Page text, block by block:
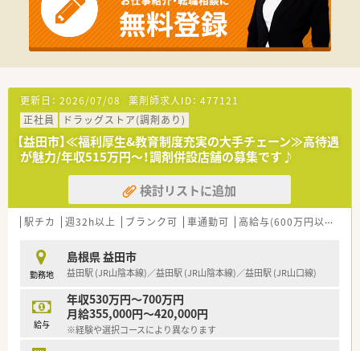
《こんな法人です。》
■関東圏が中心に26店舗展開、島根県内においては3店舗展開し
ています。
■有給取得率は70％以上と高めになります。オンオフ分けて働
くことの出来る環境です。
■『医療を通じて』社会貢献するをモットーにしております。
■地域に根付いた『かかりつけ薬局』を目指しております。
■調剤事務のサポートが手厚く、薬剤師さんは薬剤師業務に専念
できます。
■退職金完備・住宅手当なども準備されています。
《オススメポイント》
■島根県松江市で働き続けたい方
松江市内にて病院門前～クリニック門前まで3店舗展開してい
ます。
経営層の方は店舗間においての薬の配達など、積極的に関わり
を持たれています。
有給休暇利用を推進させており、働きやすい環境です。
更新日： 2026/07/08 薬剤師求人ID： 477121
正社員
ドラッグストア(調剤あり)
【益田市】≪福利厚生&教育制度充実の大手チェーン≫高待遇
が魅力/年収515万円～！調剤併設店舗の募集です♪
検討リストに追加
駅チカ 週32h以上 ブランク可 車通勤可 高給与(600万円以上)
勤務地
島根県 益田市
益田駅 (JR山陰本線)／益田駅 (JR山陰本線)／益田駅 (JR山口線)
給与
年収530万円～700万円
月給355,000円～420,000円
※経験や選択コースにより異なります